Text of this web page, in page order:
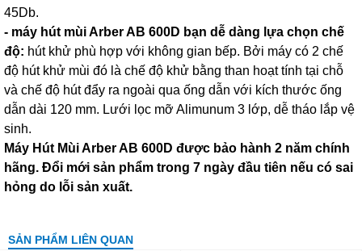
45Db.
- máy hút mùi Arber AB 600D bạn dễ dàng lựa chọn chế
độ: hút khử phù hợp với không gian bếp. Bởi máy có 2 chế
độ hút khử mùi đó là chế độ khử bằng than hoạt tính tại chỗ
và chế độ hút đẩy ra ngoài qua ống dẫn với kích thước ống
dẫn dài 120 mm. Lưới lọc mỡ Alimunum 3 lớp, dễ tháo lắp vệ
sinh.
Máy Hút Mùi Arber AB 600D được bảo hành 2 năm chính
hãng. Đổi mới sản phẩm trong 7 ngày đầu tiên nếu có sai
hỏng do lỗi sản xuất.
SẢN PHẨM LIÊN QUAN